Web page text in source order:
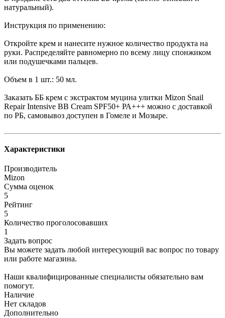
натуральный).
Инструкция по применению:
Откройте крем и нанесите нужное количество продукта на
руки. Распределяйте равномерно по всему лицу спонжиком
или подушечками пальцев.
Объем в 1 шт.: 50 мл.
Заказать ББ крем с экстрактом муцина улитки Mizon Snail
Repair Intensive BB Cream SPF50+ РА+++ можно с доставкой
по РБ, самовывоз доступен в Гомеле и Мозыре.
Характеристики
Производитель
Mizon
Сумма оценок
5
Рейтинг
5
Количество проголосовавших
1
Задать вопрос
Вы можете задать любой интересующий вас вопрос по товару
или работе магазина.
Наши квалифицированные специалисты обязательно вам
помогут.
Наличие
Нет складов
Дополнительно